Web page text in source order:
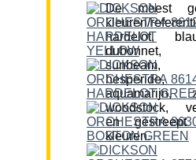
De meest
kleuren/
hardelot,
dubonnet,
hesperide,
aquamarijn,
woodstock,
en
kleuren.